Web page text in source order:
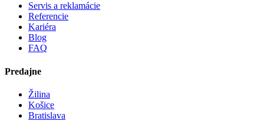
Servis a reklamácie
Referencie
Kariéra
Blog
FAQ
Predajne
Žilina
Košice
Bratislava